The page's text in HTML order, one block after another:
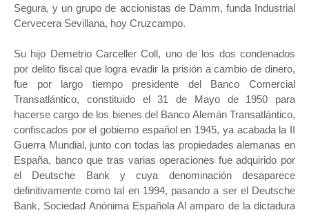
Segura, y un grupo de accionistas de Damm, funda Industrial
Cervecera Sevillana, hoy Cruzcampo.
Su hijo Demetrio Carceller Coll, uno de los dos condenados
por delito fiscal que logra evadir la prisión a cambio de dinero,
fue por largo tiempo presidente del Banco Comercial
Transatlántico, constituido el 31 de Mayo de 1950 para
hacerse cargo de los bienes del Banco Alemán Transatlántico,
confiscados por el gobierno español en 1945, ya acabada la II
Guerra Mundial, junto con todas las propiedades alemanas en
España, banco que tras varias operaciones fue adquirido por
el Deutsche Bank y cuya denominación desaparece
definitivamente como tal en 1994, pasando a ser el Deutsche
Bank, Sociedad Anónima Española Al amparo de la dictadura